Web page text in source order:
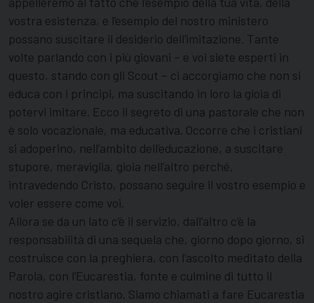
vostra esistenza, e l’esempio del nostro ministero
possano suscitare il desiderio dell’imitazione. Tante
volte parlando con i più giovani – e voi siete esperti in
questo, stando con gli Scout – ci accorgiamo che non si
educa con i principi, ma suscitando in loro la gioia di
potervi imitare. Ecco il segreto di una pastorale che non
è solo vocazionale, ma educativa. Occorre che i cristiani
si adoperino, nell’ambito dell’educazione, a suscitare
stupore, meraviglia, gioia nell’altro perché,
intravedendo Cristo, possano seguire il vostro esempio e
voler essere come voi.
Allora se da un lato c’è il servizio, dall’altro c’è la
responsabilità di una sequela che, giorno dopo giorno, si
costruisce con la preghiera, con l’ascolto meditato della
Parola, con l’Eucarestia, fonte e culmine di tutto il
nostro agire cristiano. Siamo chiamati a fare Eucarestia